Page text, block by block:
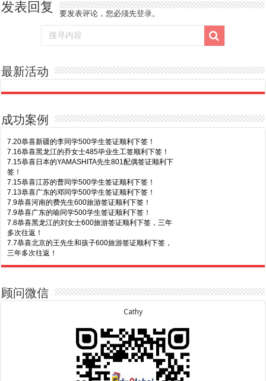
发表回复 要发表评论，您必须先登录。
最新活动
成功案例
7.29恭喜日本的Motegi女士485工作签证顺利下签！
7.28恭喜山东的李先生189技术移民签证顺利下签！
7.24恭喜辽宁的蔡同学500学生签证顺利下签！
7.22恭喜安徽的吴先生190技术移民签证顺利下签！
7.22恭喜尼泊尔的Shrestha先生491州担保签证顺利
7.16恭喜黑龙江的乔女士485毕业生工签顺利下签！
签！
7.15恭喜江苏的曹同学500学生签证顺利下签！
7.9恭喜河南的费先生600旅游签证顺利下签！
7.9恭喜广东的喻同学500学生签证顺利下签！
7.8恭喜黑龙江的刘女士600旅游签证顺利下签，三年
多次往返！
7.7恭喜北京的王先生和孩子600旅游签证顺利下签，
三年多次往返！
7.3恭喜湖北的汪同学顺利拿到莫纳什大学Bachelor
of Science offer!
7.2恭喜深圳的钟同学500学生签证顺利下签！
7.1恭喜辽宁的穆先生600旅游签证顺利下签，一年多
次往返！
6.30恭喜马来西亚的YAP先生夫妇482签证顺利下
6.30恭喜新疆的赵女士155居住返回签证顺利下签！
6.24恭喜河北的张同学500学生签证顺利下签！
6.24恭喜山东的胡女士600旅游签证顺利下签，三年
顾问微信
Cathy